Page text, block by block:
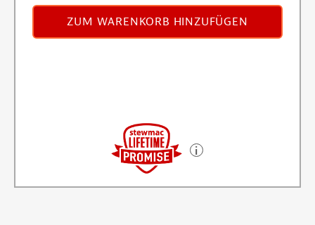
ZUM WARENKORB HINZUFÜGEN